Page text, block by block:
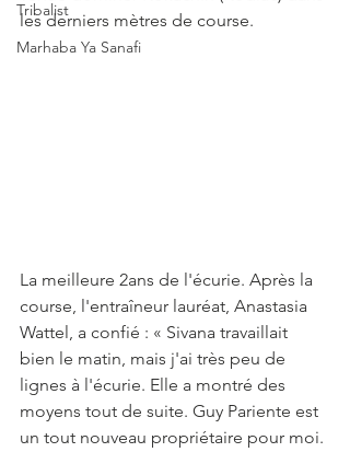
Tribalist
Marhaba Ya Sanafi
les derniers mètres de course.
La meilleure 2ans de l'écurie. Après la
course, l'entraîneur lauréat, Anastasia
Wattel, a confié : « Sivana travaillait
bien le matin, mais j'ai très peu de
lignes à l'écurie. Elle a montré des
moyens tout de suite. Guy Pariente est
un tout nouveau propriétaire pour moi.